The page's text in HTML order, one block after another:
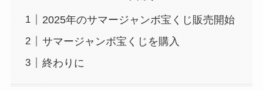
2025年のサマージャンボ宝くじ販売開始
サマージャンボ宝くじを購入
終わりに